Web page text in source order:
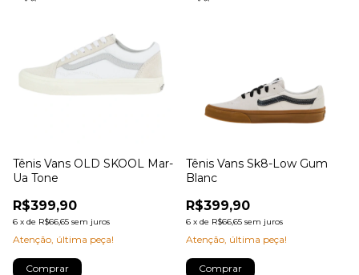
Tênis Vans OLD SKOOL Mar-
Ua Tone
R$399,90
6 x de R$66,65 sem juros
Atenção, última peça!
Comprar
Tênis Vans Sk8-Low Gum
Blanc
R$399,90
6 x de R$66,65 sem juros
Atenção, última peça!
Comprar